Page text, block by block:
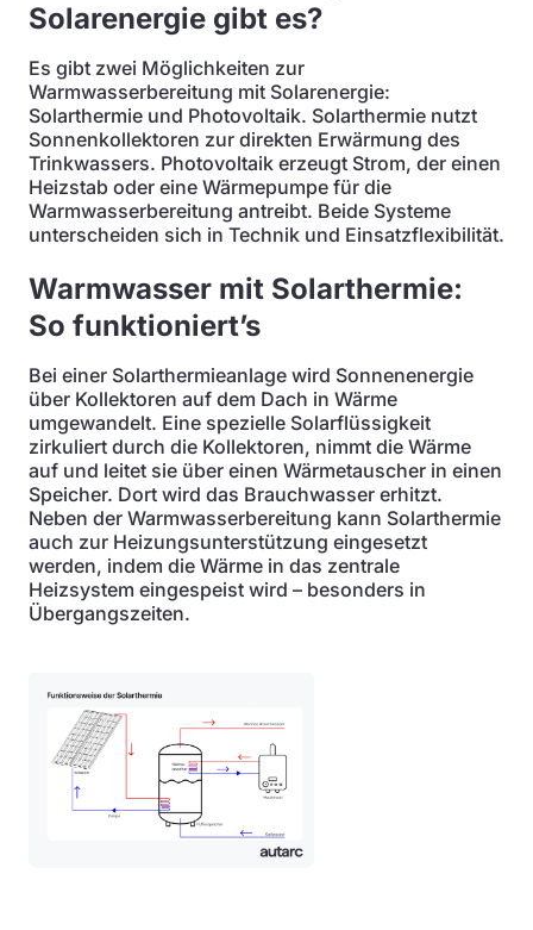
Solarenergie gibt es?
Es gibt zwei Möglichkeiten zur
Warmwasserbereitung mit Solarenergie:
Solarthermie und Photovoltaik. Solarthermie nutzt
Sonnenkollektoren zur direkten Erwärmung des
Trinkwassers. Photovoltaik erzeugt Strom, der einen
Heizstab oder eine Wärmepumpe für die
Warmwasserbereitung antreibt. Beide Systeme
unterscheiden sich in Technik und Einsatzflexibilität.
Warmwasser mit Solarthermie:
So funktioniert’s
Bei einer Solarthermieanlage wird Sonnenenergie
über Kollektoren auf dem Dach in Wärme
umgewandelt. Eine spezielle Solarflüssigkeit
zirkuliert durch die Kollektoren, nimmt die Wärme
auf und leitet sie über einen Wärmetauscher in einen
Speicher. Dort wird das Brauchwasser erhitzt.
Neben der Warmwasserbereitung kann Solarthermie
auch zur Heizungsunterstützung eingesetzt
werden, indem die Wärme in das zentrale
Heizsystem eingespeist wird – besonders in
Übergangszeiten.